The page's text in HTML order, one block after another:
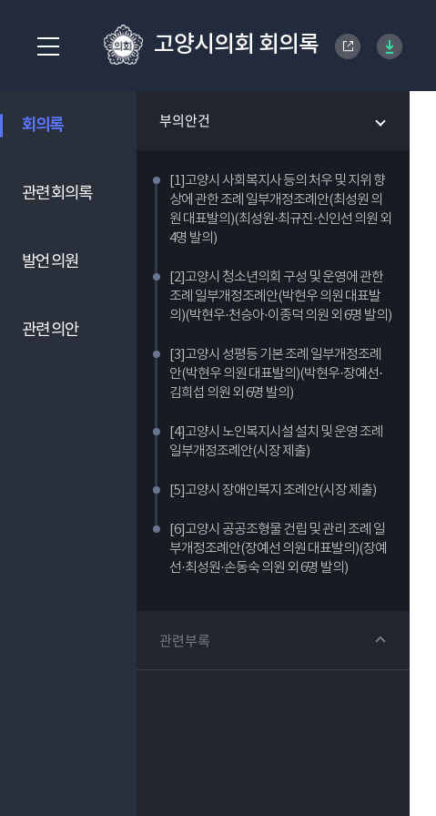
고양시의회 회의록
회의록 부의안건
[1]고양시 사회복지사 등의 처우 및 지위 향
상에 관한 조례 일부개정조례안(최성원 의
원 대표발의)(최성원·최규진·신인선 의원 외
4명 발의)
[2]고양시 청소년의회 구성 및 운영에 관한
조례 일부개정조례안(박현우 의원 대표발
의)(박현우·천승아·이종덕 의원 외 6명 발의)
[3]고양시 성평등 기본 조례 일부개정조례
안(박현우 의원 대표발의)(박현우·장예선·
김희섭 의원 외 6명 발의)
[4]고양시 노인복지시설 설치 및 운영 조례
일부개정조례안(시장 제출)
[5]고양시 장애인복지 조례안(시장 제출)
[6]고양시 공공조형물 건립 및 관리 조례 일
부개정조례안(장예선 의원 대표발의)(장예
선·최성원·손동숙 의원 외 6명 발의)
관련부록
관련 회의록
발언 의원
관련 의안